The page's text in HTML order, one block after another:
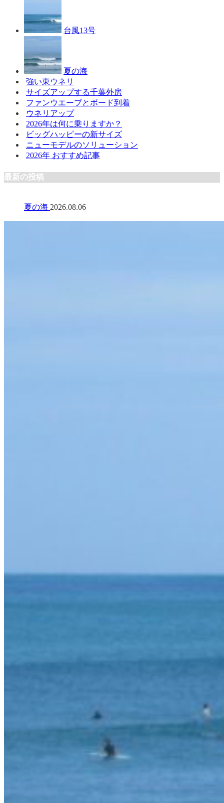
台風13号
夏の海
強い東ウネリ
サイズアップする千葉外房
ファンウエーブとボード到着
ウネリアップ
2026年は何に乗りますか？
ビッグハッピーの新サイズ
ニューモデルのソリューション
2026年 おすすめ記事
最新の投稿
夏の海 2026.08.06